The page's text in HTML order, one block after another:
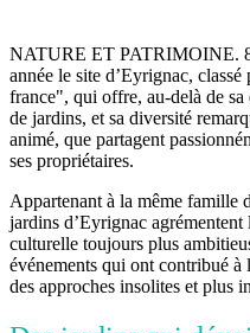
NATURE ET PATRIMOINE.
année le site d’Eyrignac,
france", qui offre, au-delà de sa
de jardins, et sa diversité
animé, que partagent
ses propriétaires.
Appartenant à la même famille
jardins d’Eyrignac
culturelle toujours plus
événements qui ont contribué
des approches insolites et plus